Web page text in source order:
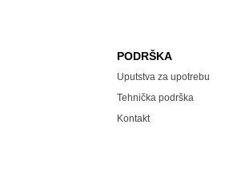
PODRŠKA
Uputstva za upotrebu
Tehnička podrška
Kontakt